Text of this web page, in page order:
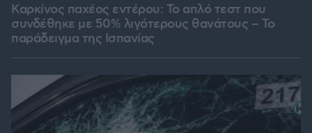
Καρκίνος παχέος εντέρου: Το απλό τεστ που
συνδέθηκε με 50% λιγότερους θανάτους – Το
παράδειγμα της Ισπανίας